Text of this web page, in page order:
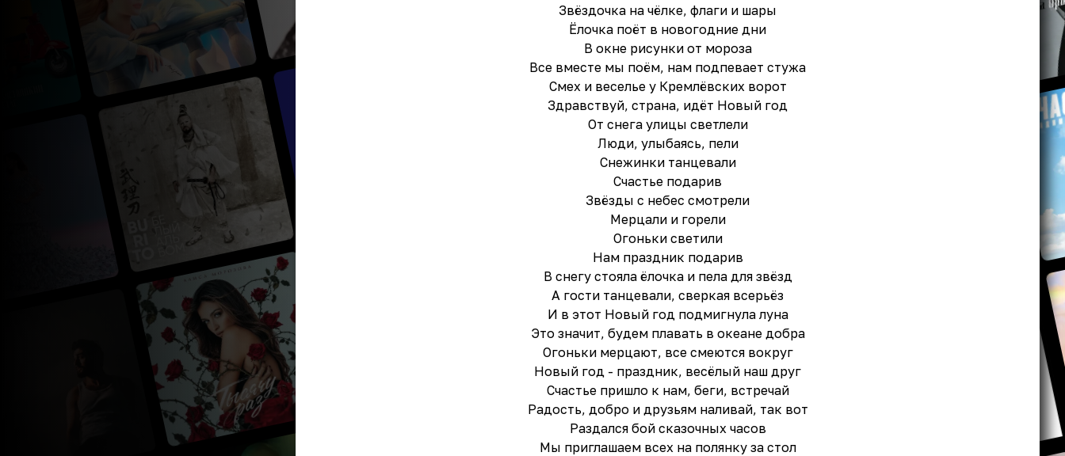
Звёздочка на чёлке, флаги и шары
Ёлочка поёт в новогодние дни
В окне рисунки от мороза
Все вместе мы поём, нам подпевает стужа
Смех и веселье у Кремлёвских ворот
Здравствуй, страна, идёт Новый год
От снега улицы светлели
Люди, улыбаясь, пели
Снежинки танцевали
Счастье подарив
Звёзды с небес смотрели
Мерцали и горели
Огоньки светили
Нам праздник подарив
В снегу стояла ёлочка и пела для звёзд
А гости танцевали, сверкая всерьёз
И в этот Новый год подмигнула луна
Это значит, будем плавать в океане добра
Огоньки мерцают, все смеются вокруг
Новый год - праздник, весёлый наш друг
Счастье пришло к нам, беги, встречай
Радость, добро и друзьям наливай, так вот
Раздался бой сказочных часов
Мы приглашаем всех на полянку за стол